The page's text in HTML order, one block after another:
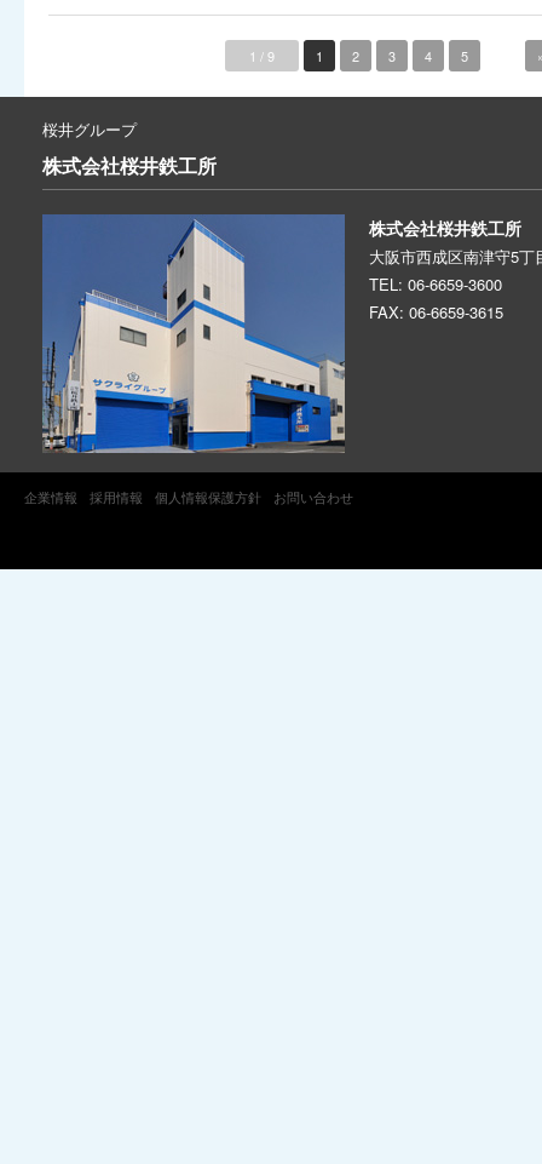
1 / 9 1 2 3 4 5
桜井グループ
株式会社桜井鉄工所
株式会社桜井鉄工所
大阪市西成区南津守5丁
TEL: 06-6659-3600
FAX: 06-6659-3615
企業情報 採用情報 個人情報保護方針 お問い合わせ